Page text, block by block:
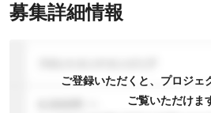
募集詳細情報
ご登録いただくと、プロジェ
ご覧いただけま